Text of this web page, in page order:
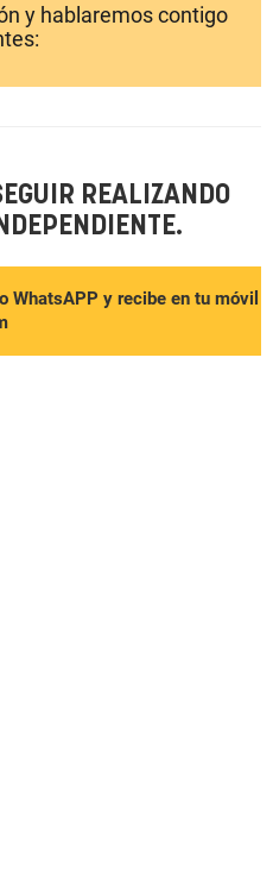
y hablaremos contigo
REALIZANDO
WhatsAPP y recibe en tu móvil